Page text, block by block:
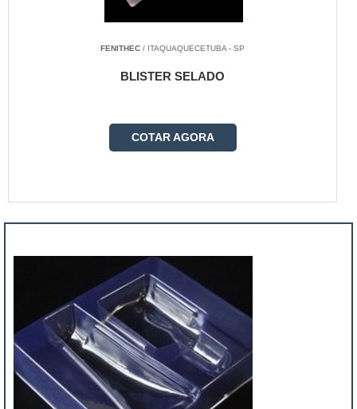
FENITHEC / ITAQUAQUECETUBA - SP
BLISTER SELADO
COTAR AGORA